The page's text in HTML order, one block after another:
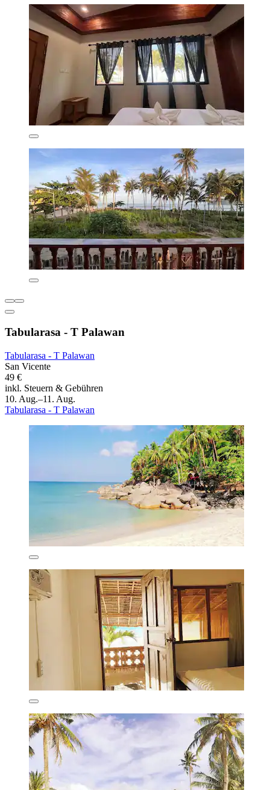
Tabularasa - T Palawan
Tabularasa - T Palawan
San Vicente
49 €
inkl. Steuern & Gebühren
10. Aug.–11. Aug.
Tabularasa - T Palawan